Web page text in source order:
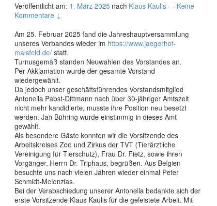
Veröffentlicht am: 1. März 2025 nach Klaus Kaulis — Keine
Kommentare ↓
Am 25. Februar 2025 fand die Jahreshauptversammlung
unseres Verbandes wieder im https://www.jaegerhof-
malsfeld.de/ statt.
Turnusgemäß standen Neuwahlen des Vorstandes an.
Per Akklamation wurde der gesamte Vorstand
wiedergewählt.
Da jedoch unser geschäftsführendes Vorstandsmitglied
Antonella Pabst-Dittmann nach über 30-jähriger Amtszeit
nicht mehr kandidierte, musste ihre Position neu besetzt
werden. Jan Bühring wurde einstimmig in dieses Amt
gewählt.
Als besondere Gäste konnten wir die Vorsitzende des
Arbeitskreises Zoo und Zirkus der TVT (Tierärztliche
Vereinigung für Tierschutz), Frau Dr. Fietz, sowie ihren
Vorgänger, Herrn Dr. Triphaus, begrüßen. Aus Belgien
besuchte uns nach vielen Jahren wieder einmal Peter
Schmidt-Melenzias.
Bei der Verabschiedung unserer Antonella bedankte sich der
erste Vorsitzende Klaus Kaulis für die geleistete Arbeit. Mit